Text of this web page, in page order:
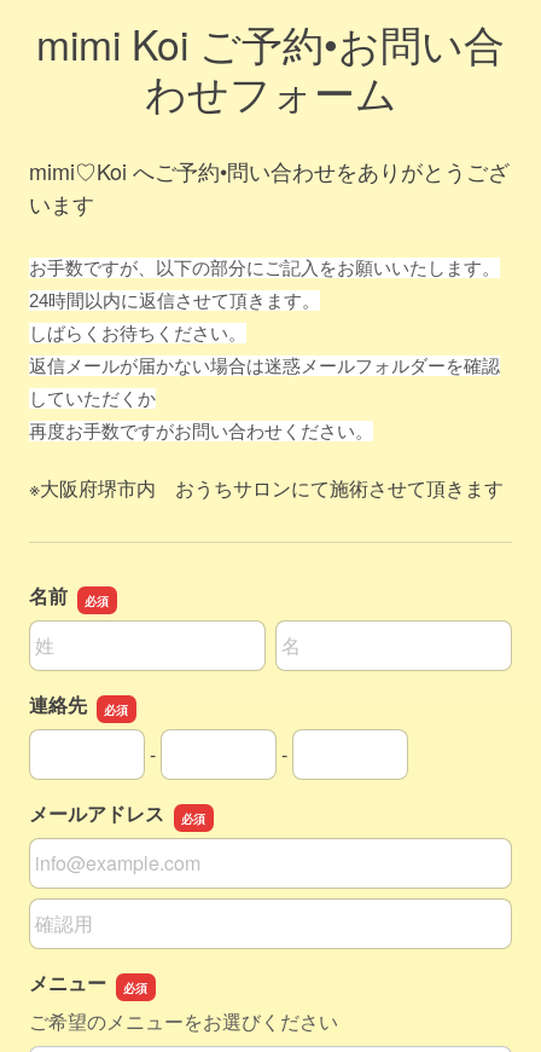
mimi Koi ご予約•お問い合
わせフォーム
mimi♡Koi へご予約•問い合わせをありがとうござ
います
お手数ですが、以下の部分にご記入をお願いいたします。
24時間以内に返信させて頂きます。
しばらくお待ちください。
返信メールが届かない場合は迷惑メールフォルダーを確認
していただくか
再度お手数ですがお問い合わせください。
※大阪府堺市内 おうちサロンにて施術させて頂きます
名前
名前の姓
名前の名
連絡先
連絡先の市外局番
-
連絡先の市内局番 -
連絡先の加入者番号
メールアドレス
メールアドレス
メールアドレスの確認用
メニュー
ご希望のメニューをお選びください